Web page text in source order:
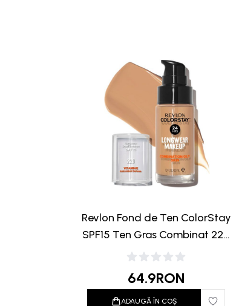
Revlon Fond de Ten ColorStay
SPF15 Ten Gras Combinat 220
Natural Beige 30ml
64.9RON
ADAUGĂ ÎN COȘ